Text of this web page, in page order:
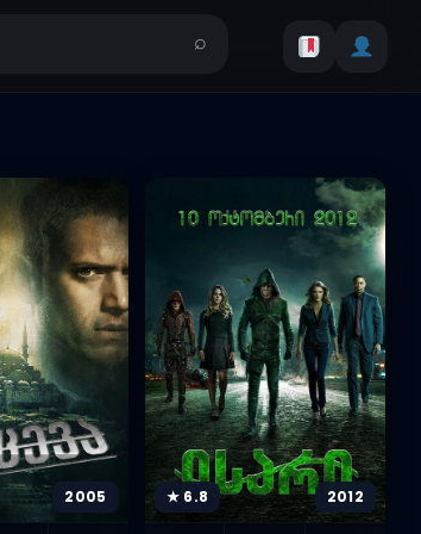
2005 ★ 6.8 2012